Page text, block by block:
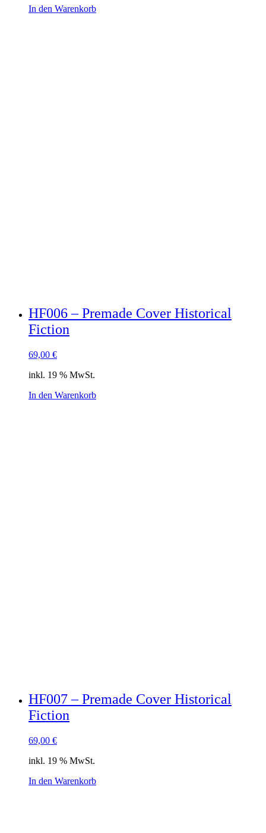
In den Warenkorb
HF006 – Premade Cover Historical
Fiction
69,00 €
inkl. 19 % MwSt.
In den Warenkorb
HF007 – Premade Cover Historical
Fiction
69,00 €
inkl. 19 % MwSt.
In den Warenkorb